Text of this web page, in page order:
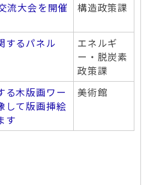
流大会を開催
構造政策課
するパネル
エネルギ
ー・脱炭素
政策課
る木版画ワー
して版画挿絵
す
美術館